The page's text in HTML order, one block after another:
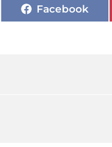
Facebook